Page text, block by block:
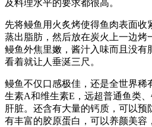
及料理水平的要求都很高。
先将鳗鱼用火炙烤使得鱼肉表面收
蒸出脂肪，然后放在炭火上一边烤
鳗鱼外焦里嫩，酱汁入味而且没有
看着就让人垂涎三尺。
鳗鱼不仅口感极佳，还是全世界稀
生素A和维生素E，远超普通鱼类
肝脏。还含有大量的钙质，可以预
有丰富的胶原蛋白，可以养颜美容